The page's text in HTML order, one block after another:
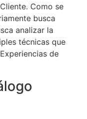
Como se
busca
analizar la
técnicas que
de